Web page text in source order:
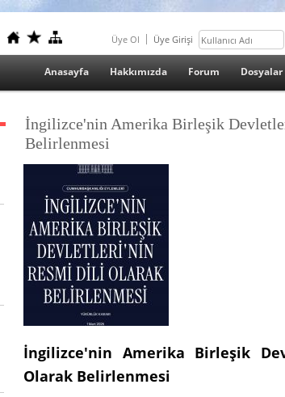
Üye Ol Üye Girişi
Anasayfa Hakkımızda Forum Dosyalar
İngilizce'nin Amerika Birleşik
Belirlenmesi
İngilizce'nin Amerika Birleşik
Olarak Belirlenmesi